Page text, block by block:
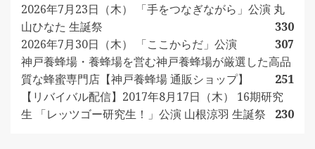
2026年7月23日（木） 「手をつなぎながら」公演 丸
山ひなた 生誕祭
330
2026年7月30日（木） 「ここからだ」公演
307
神戸養蜂場・養蜂場を営む神戸養蜂場が厳選した高品
質な蜂蜜専門店【神戸養蜂場 通販ショップ】
251
【リバイバル配信】2017年8月17日（木） 16期研究
生 「レッツゴー研究生！」公演 山根涼羽 生誕祭
230